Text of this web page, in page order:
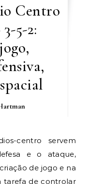
Centro
5-2:
e o ataque,
de jogo e na
tarefa de controlar